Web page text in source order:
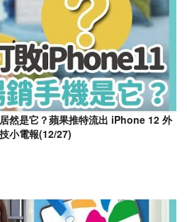
然是它？蘋果推特流出 iPhone 12 外
小電報(12/27)